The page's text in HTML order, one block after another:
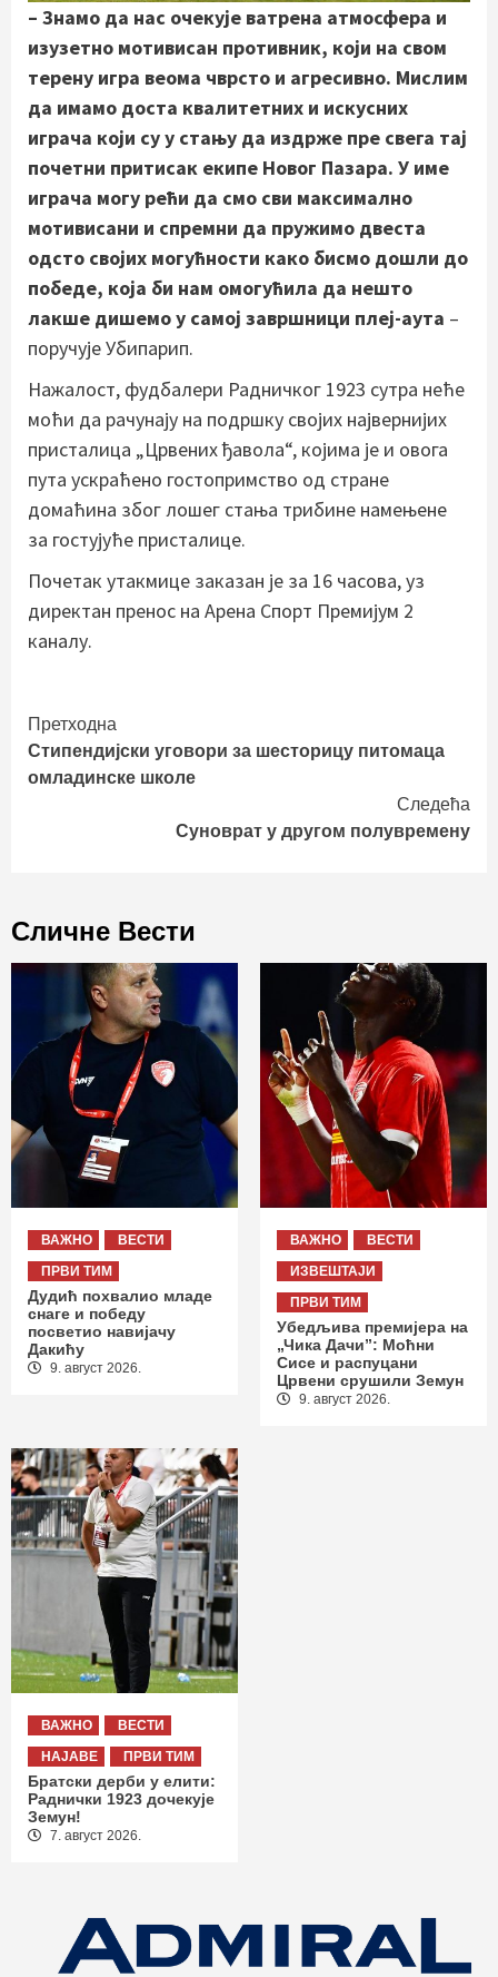
– Знамо да нас очекује ватрена атмосфера и
изузетно мотивисан противник, који на свом
терену игра веома чврсто и агресивно. Мислим
да имамо доста квалитетних и искусних
играча који су у стању да издрже пре свега тај
почетни притисак екипе Новог Пазара. У име
играча могу рећи да смо сви максимално
мотивисани и спремни да пружимо двеста
одсто својих могућности како бисмо дошли до
победе, која би нам омогућила да нешто
лакше дишемо у самој завршници плеј-аута –
поручује Убипарип.
Нажалост, фудбалери Радничког 1923 сутра неће
моћи да рачунају на подршку својих највернијих
присталица „Црвених ђавола“, којима је и овога
пута ускраћено гостопримство од стране
домаћина због лошег стања трибине намењене
за гостујуће присталице.
Почетак утакмице заказан је за 16 часова, уз
директан пренос на Арена Спорт Премијум 2
каналу.
Continue
Reading
Претходна
Стипендијски уговори за шесторицу питомаца
омладинске школе
Следећа
Суноврат у другом полувремену
Сличне Вести
ВАЖНО
ВЕСТИ
ПРВИ ТИМ
Дудић похвалио младе
снаге и победу
посветио навијачу
Дакићу
9. август 2026.
ВАЖНО
ВЕСТИ
ИЗВЕШТАЈИ
ПРВИ ТИМ
Убедљива премијера на
„Чика Дачи”: Моћни
Сисе и распуцани
Црвени срушили Земун
9. август 2026.
ВАЖНО
ВЕСТИ
НАЈАВЕ
ПРВИ ТИМ
Братски дерби у елити:
Раднички 1923 дочекује
Земун!
7. август 2026.